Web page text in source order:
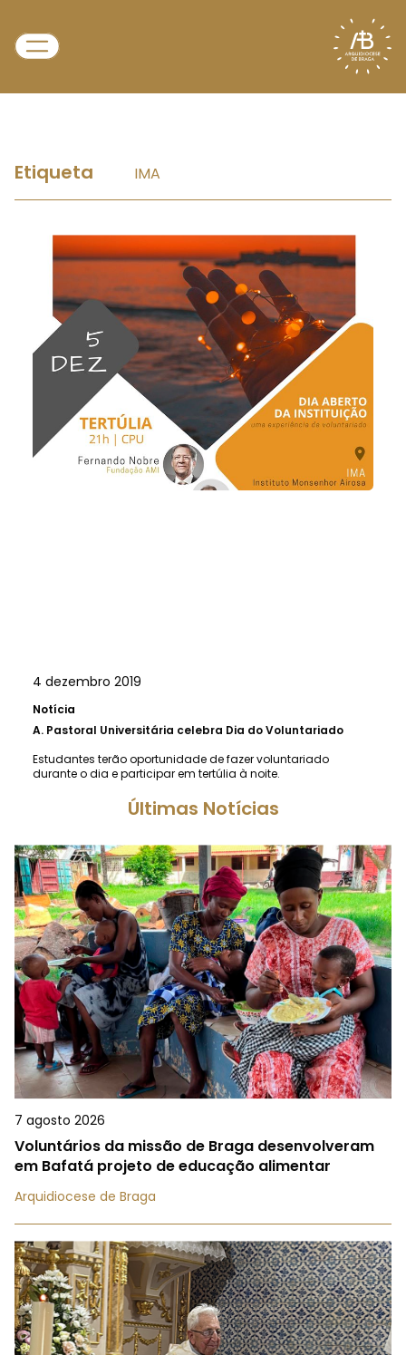
Etiqueta IMA
4 dezembro 2019
Notícia
A. Pastoral Universitária celebra Dia do Voluntariado
Estudantes terão oportunidade de fazer voluntariado
durante o dia e participar em tertúlia à noite.
Últimas Notícias
7 agosto 2026
Voluntários da missão de Braga desenvolveram
em Bafatá projeto de educação alimentar
Arquidiocese de Braga